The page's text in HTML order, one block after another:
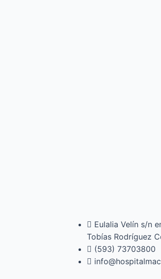
Eulalia Velín s/n
Tobías Rodríguez
(593) 73703800​